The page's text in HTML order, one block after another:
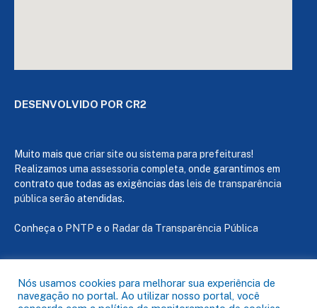
DESENVOLVIDO POR CR2
Muito mais que criar site ou sistema para prefeituras!
Realizamos uma assessoria completa, onde garantimos em
contrato que todas as exigências das leis de transparência
pública serão atendidas.
Conheça o PNTP e o Radar da Transparência Pública
Todos os direitos reservados a Câmara de Capanema
Nós usamos cookies para melhorar sua experiência de
navegação no portal. Ao utilizar nosso portal, você